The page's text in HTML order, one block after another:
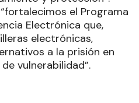
el Programa
Electrónica que,
electrónicas,
a la prisión en
vulnerabilidad”.